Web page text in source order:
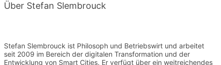
Über Stefan Slembrouck
Stefan Slembrouck ist Philosoph und Betriebswirt und arbeitet
seit 2009 im Bereich der digitalen Transformation und der
Entwicklung von Smart Cities. Er verfügt über ein weitreichendes